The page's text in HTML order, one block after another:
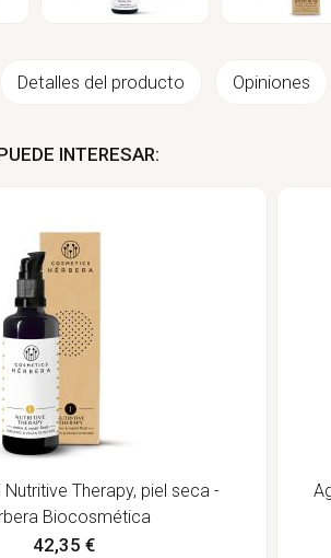
Detalles del producto Opiniones
INTERESAR:
Nutritive Therapy, piel seca -
Biocosmética
42,35 €